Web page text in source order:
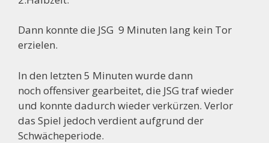
Dann konnte die JSG 9 Minuten lang kein Tor
erzielen.
In den letzten 5 Minuten wurde dann
noch offensiver gearbeitet, die JSG traf wieder
und konnte dadurch wieder verkürzen. Verlor
das Spiel jedoch verdient aufgrund der
Schwächeperiode.